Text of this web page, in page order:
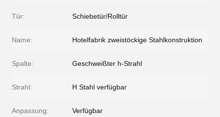
Tür: Schiebetür/Rolltür
Name: Hotelfabrik zweistöckige Stahlkonstruktion
Spalte: Geschweißter h-Strahl
Strahl: H Stahl verfügbar
Anpassung: Verfügbar